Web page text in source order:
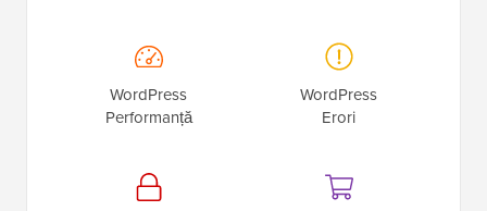
WordPress
Performanță
WordPress
Erori